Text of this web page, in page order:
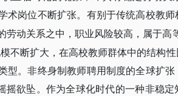
术岗位不断扩张。有别于传统高校教师
劳动关系之中，职业风险较高，属于高
不断扩大，在高校教师群体中的结构
型。非终身制教师聘用制度的全球扩
摇欲坠。作为全球化时代的一种非稳